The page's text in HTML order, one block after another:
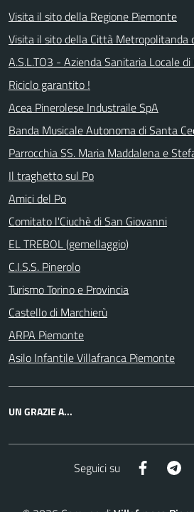
Visita il sito della Regione Piemonte
Visita il sito della Città Metropolitanda
A.S.L.TO3 - Azienda Sanitaria Locale
Riciclo garantito !
Acea Pinerolese Industraile SpA
Banda Musicale Autonoma di Santa
Parrocchia SS. Maria Maddalena e
Il traghetto sul Po
Amici del Po
Comitato l'Ciuchè di San Giovanni
EL TREBOL (gemellaggio)
C.I.S.S. Pinerolo
Turismo Torino e Provincia
Castello di Marchierù
ARPA Piemonte
Asilo Infantile Villafranca Piemonte
UN GRAZIE A...
Seguici su Facebook